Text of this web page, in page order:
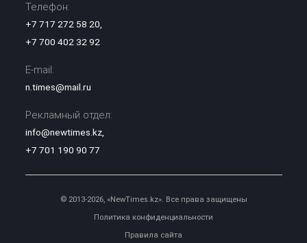
Телефон:
+7 717 272 58 20
+7 700 402 32 92
E-mail:
n.times@mail.ru
Рекламный отдел:
info@newtimes.kz,
+7 701 190 90 77
© 2013-2026, «NewTimes.kz». Все права защищены
Политика конфиденциальности
Правила сайта